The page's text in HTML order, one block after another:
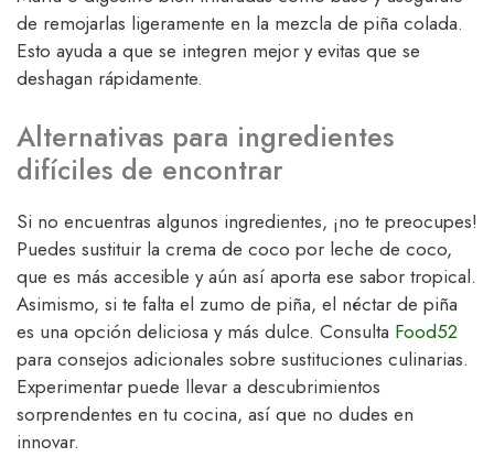
de remojarlas ligeramente en la mezcla de piña colada.
Esto ayuda a que se integren mejor y evitas que se
deshagan rápidamente.
Alternativas para ingredientes
difíciles de encontrar
Si no encuentras algunos ingredientes, ¡no te preocupes!
Puedes sustituir la crema de coco por leche de coco,
que es más accesible y aún así aporta ese sabor tropical.
Asimismo, si te falta el zumo de piña, el néctar de piña
es una opción deliciosa y más dulce. Consulta Food52
para consejos adicionales sobre sustituciones culinarias.
Experimentar puede llevar a descubrimientos
sorprendentes en tu cocina, así que no dudes en
innovar.